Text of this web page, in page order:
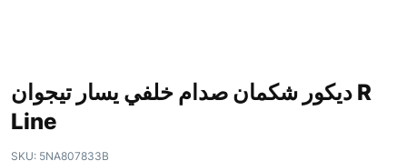
ديكور شكمان صدام خلفي يسار تيجوان R
Line
SKU: 5NA807833B